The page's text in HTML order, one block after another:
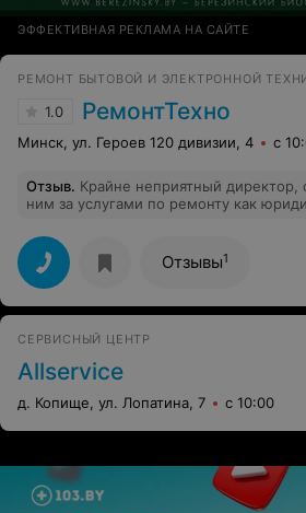
ЭФФЕКТИВНАЯ РЕКЛАМА НА САЙТЕ
РЕМОНТ БЫТОВОЙ И ЭЛЕКТРОННОЙ
1.0 РемонтТехно
Минск, ул. Героев 120 дивизии, 4 с
Отзыв. Крайне неприятный директор,
ним за услугами по ремонту как юридическое лицо,
небольшую сумму превращается в
то принципиальность ни о чем на
не рекомендую.
Отзывы1
СЕРВИСНЫЙ ЦЕНТР
Allservice
д. Копище, ул. Лопатина, 7 с 10:00